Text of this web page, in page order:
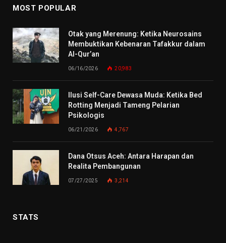
MOST POPULAR
Otak yang Merenung: Ketika Neurosains
Membuktikan Kebenaran Tafakkur dalam
Al-Qur’an
06/16/2026 20,983
Ilusi Self-Care Dewasa Muda: Ketika Bed
Rotting Menjadi Tameng Pelarian
Psikologis
06/21/2026 4,767
Dana Otsus Aceh: Antara Harapan dan
Realita Pembangunan
07/27/2025 3,214
STATS